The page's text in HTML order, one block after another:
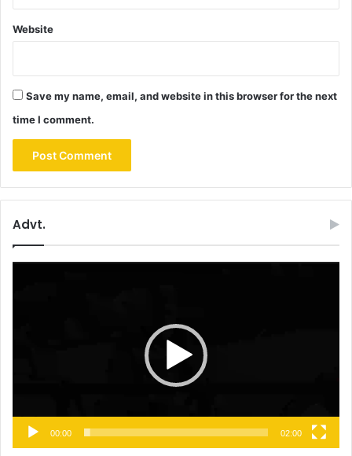
Website
Save my name, email, and website in this browser for the next
time I comment.
Advt.
00:00 02:00